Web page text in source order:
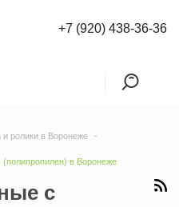
+7 (920) 438-36-36
и ролики в Воронеже
в Воронеже
c